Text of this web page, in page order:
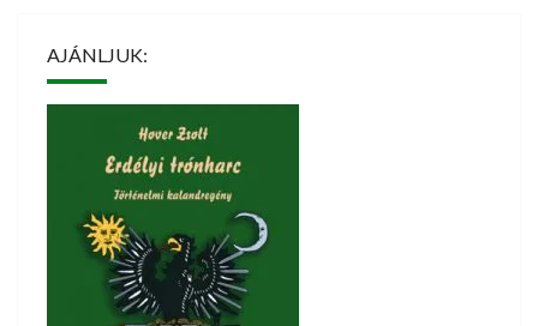
AJÁNLJUK: